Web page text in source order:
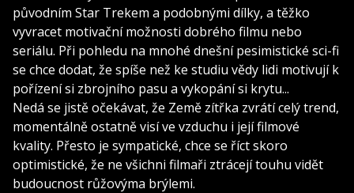
původním Star Trekem a podobnými dílky, a těžko
vyvracet motivační možnosti dobrého filmu nebo
seriálu. Při pohledu na mnohé dnešní pesimistické sci-fi
se chce dodat, že spíše než ke studiu vědy lidi motivují k
pořízení si zbrojního pasu a vykopání si krytu...
Nedá se jistě očekávat, že Země zítřka zvrátí celý trend,
momentálně ostatně visí ve vzduchu i její filmové
kvality. Přesto je sympatické, chce se říct skoro
optimistické, že ne všichni filmaři ztrácejí touhu vidět
budoucnost růžovýma brýlemi.